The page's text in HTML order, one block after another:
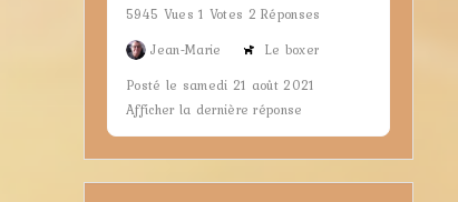
5945 Vues 1 Votes 2 Réponses
Jean-Marie
Le boxer
Posté le samedi 21 août 2021
Afficher la dernière réponse